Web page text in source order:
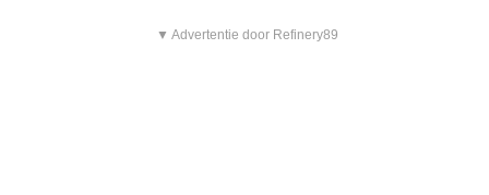
▼ Advertentie door Refinery89